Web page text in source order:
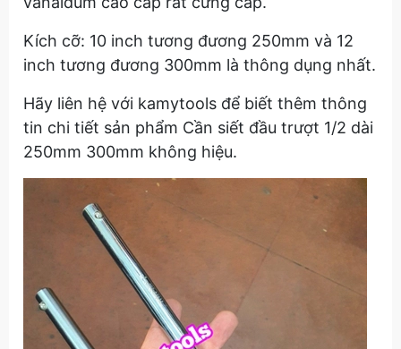
Kích cỡ: 10 inch tương đương 250mm và 12
inch tương đương 300mm là thông dụng nhất.
Hãy liên hệ với kamytools để biết thêm thông
tin chi tiết sản phẩm Cần siết đầu trượt 1/2 dài
250mm 300mm không hiệu.